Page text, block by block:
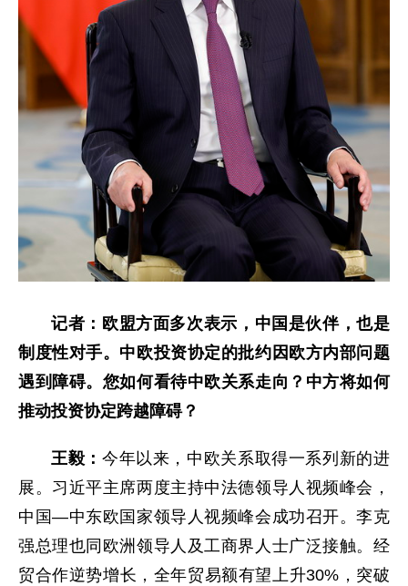
记者：欧盟方面多次表示，中国是伙伴，也是
制度性对手。中欧投资协定的批约因欧方内部问题
遇到障碍。您如何看待中欧关系走向？中方将如何
推动投资协定跨越障碍？
王毅： 今年以来，中欧关系取得一系列新的进
展。习近平主席两度主持中法德领导人视频峰会，
中国—中东欧国家领导人视频峰会成功召开。李克
强总理也同欧洲领导人及工商界人士广泛接触。经
贸合作逆势增长，全年贸易额有望上升30%，突破